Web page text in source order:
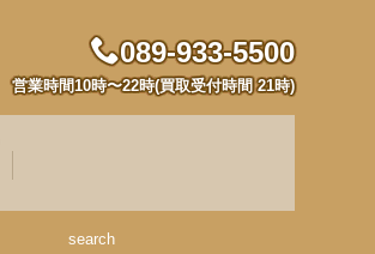
089-933-5500
営業時間10時〜22時(買取受付時間 21時)
search